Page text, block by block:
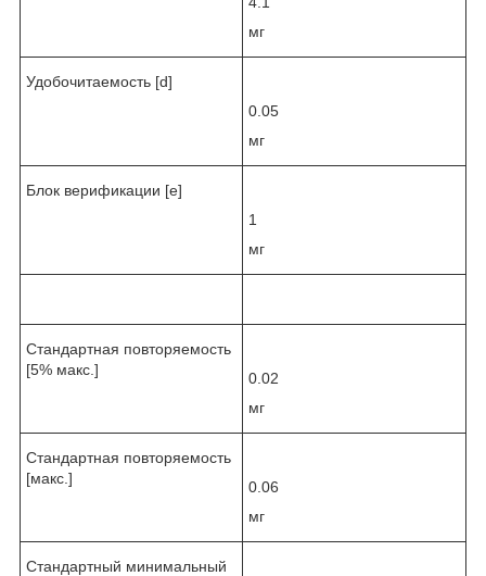
мг
Удобочитаемость [d]
0.05
мг
Блок верификации [e]
1
мг
Стандартная повторяемость
[5% макс.]
0.02
мг
Стандартная повторяемость
[макс.]
0.06
мг
Стандартный минимальный